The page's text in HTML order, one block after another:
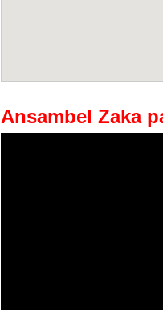
Ansambel Zaka